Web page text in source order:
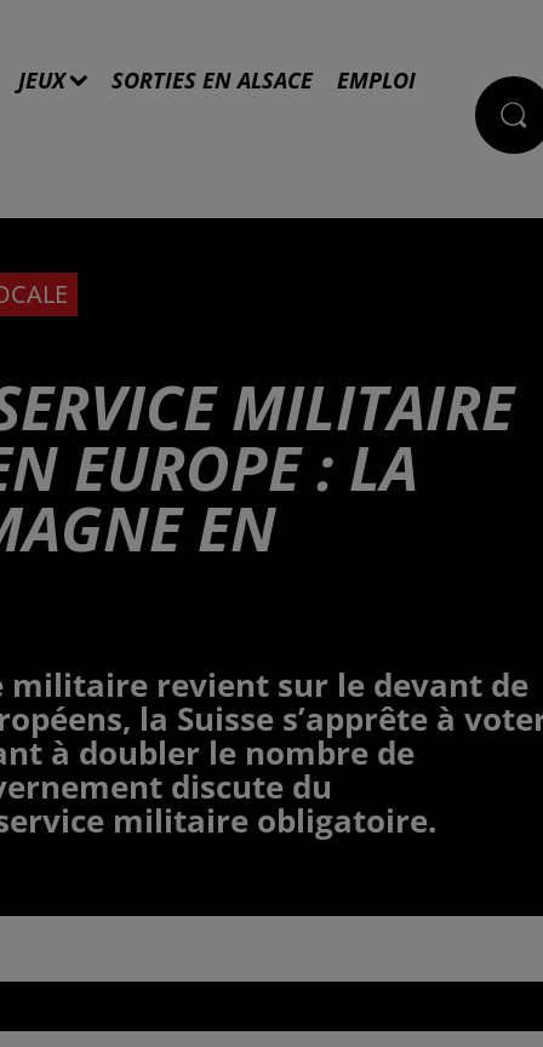
JEUX SORTIES EN ALSACE EMPLOI
MILITAIRE
EUROPE : LA
EN
militaire revient sur le devant de
la Suisse s’apprête à
à doubler le nombre de
discute du
militaire obligatoire.